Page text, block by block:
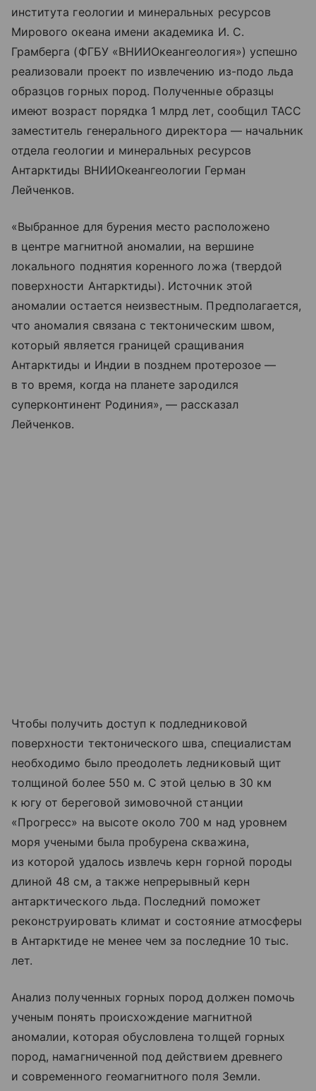
института геологии и минеральных ресурсов
Мирового океана имени академика И. С.
Грамберга (ФГБУ «ВНИИОкеангеология») успешно
реализовали проект по извлечению из-подо льда
образцов горных пород. Полученные образцы
имеют возраст порядка 1 млрд лет, сообщил ТАСС
заместитель генерального директора — начальник
отдела геологии и минеральных ресурсов
Антарктиды ВНИИОкеангеологии Герман
Лейченков.
«Выбранное для бурения место расположено
в центре магнитной аномалии, на вершине
локального поднятия коренного ложа (твердой
поверхности Антарктиды). Источник этой
аномалии остается неизвестным. Предполагается,
что аномалия связана с тектоническим швом,
который является границей сращивания
Антарктиды и Индии в позднем протерозое —
в то время, когда на планете зародился
суперконтинент Родиния», — рассказал
Лейченков.
Чтобы получить доступ к подледниковой
поверхности тектонического шва, специалистам
необходимо было преодолеть ледниковый щит
толщиной более 550 м. С этой целью в 30 км
к югу от береговой зимовочной станции
«Прогресс» на высоте около 700 м над уровнем
моря учеными была пробурена скважина,
из которой удалось извлечь керн горной породы
длиной 48 см, а также непрерывный керн
антарктического льда. Последний поможет
реконструировать климат и состояние атмосферы
в Антарктиде не менее чем за последние 10 тыс.
лет.
Анализ полученных горных пород должен помочь
ученым понять происхождение магнитной
аномалии, которая обусловлена толщей горных
пород, намагниченной под действием древнего
и современного геомагнитного поля Земли.